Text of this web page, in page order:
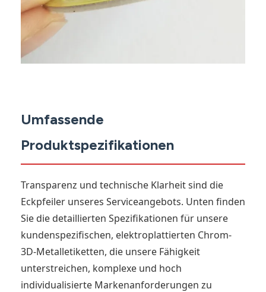
Umfassende
Produktspezifikationen
Transparenz und technische Klarheit sind die
Eckpfeiler unseres Serviceangebots. Unten finden
Sie die detaillierten Spezifikationen für unsere
kundenspezifischen, elektroplattierten Chrom-
3D-Metalletiketten, die unsere Fähigkeit
unterstreichen, komplexe und hoch
individualisierte Markenanforderungen zu